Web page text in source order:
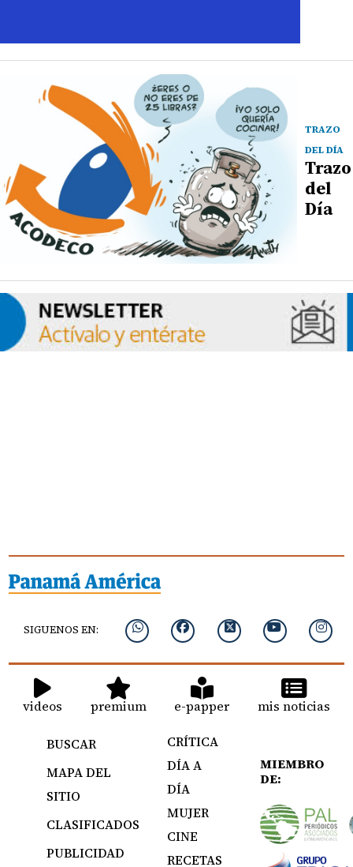
TRAZO
DEL DÍA
Trazo
del
Día
SIGUENOS EN:
videos premium e-papper mis noticias
BUSCAR
MAPA DEL
SITIO
CLASIFICADOS
PUBLICIDAD
CRÍTICA
DÍA A
DÍA
MUJER
CINE
RECETAS
MIEMBRO
DE: